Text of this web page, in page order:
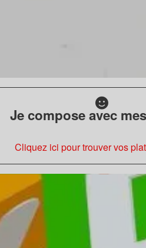
Je compose avec
Cliquez ici pour trouver vos